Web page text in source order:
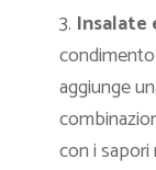
3. Insalate
aggiunge
con i sapori